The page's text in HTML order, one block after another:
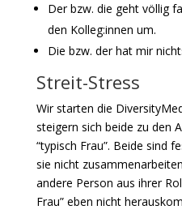
Der bzw. die geht völlig
den Kolleg:innen um.
Die bzw. der hat mir
Streit-Stress
Wir starten die
steigern sich beide zu den
“typisch Frau”. Beide sind
sie nicht
andere Person aus ihrer
Frau” eben nicht